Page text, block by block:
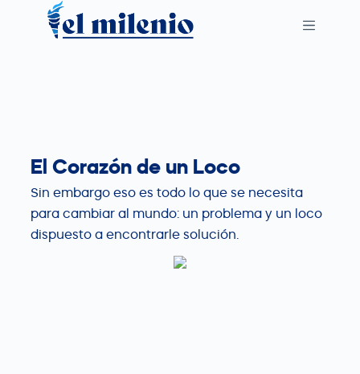
El Corazón de un Loco
Sin embargo eso es todo lo que se necesita
para cambiar al mundo: un problema y un loco
dispuesto a encontrarle solución.